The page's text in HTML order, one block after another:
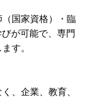
国家資格）・臨
が可能で、専門
す。
、企業、教育、